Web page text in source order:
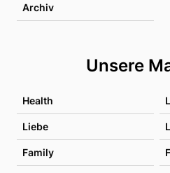
Archiv
Unsere
Health
Liebe
Family